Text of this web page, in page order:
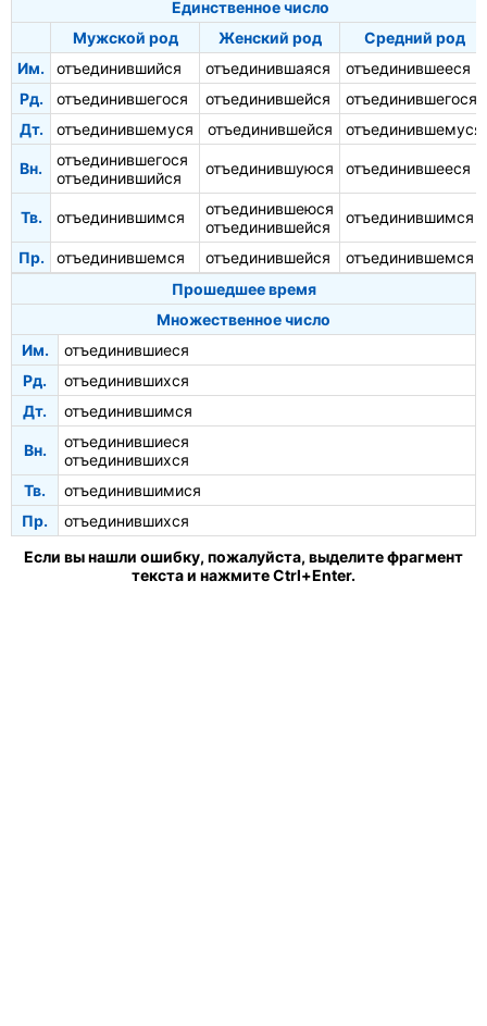
Единственное число
Мужской род
Женский род
Средний род
Им.
отъединившийся отъединившаяся
отъединившееся
Рд.
отъединившегося отъединившейся
отъединившегося
Дт.
отъединившемуся отъединившейся отъединившемуся
Вн.
отъединившегося
отъединившийся
отъединившуюся отъединившееся
Тв. отъединившимся
отъединившеюся
отъединившейся
отъединившимся
Пр. отъединившемся отъединившейся
отъединившемся
Прошедшее время
Множественное число
Им.
отъединившиеся
Рд.
отъединившихся
Дт.
отъединившимся
Вн.
отъединившиеся
отъединившихся
Тв.
отъединившимися
Пр.
отъединившихся
Если вы нашли ошибку, пожалуйста, выделите фрагмент
текста и нажмите Ctrl+Enter.